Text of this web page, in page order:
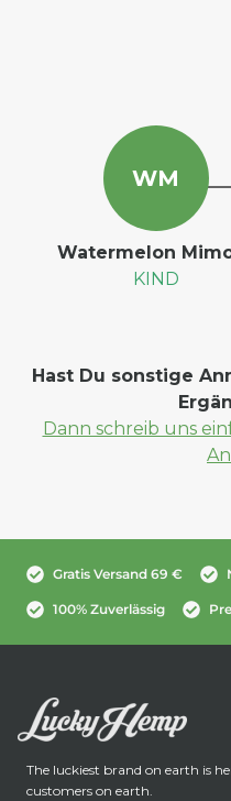
WM
Watermelon
KIND
Hast Du sonstige
Dann schreib uns
Gratis Versand 69 €
100% Zuverlässig
The luckiest brand on earth is
customers on earth.